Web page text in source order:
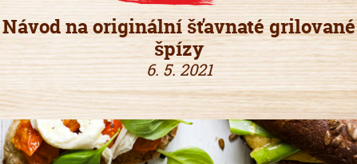
Návod na originální šťavnaté grilované
špízy
6. 5. 2021